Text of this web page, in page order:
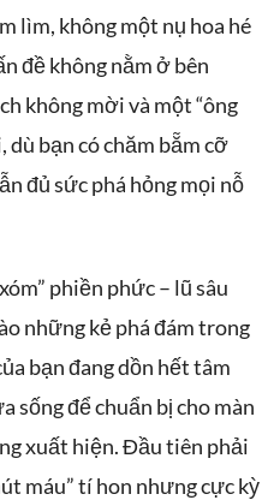
lìm, không một nụ hoa hé
đề không nằm ở bên
không mời và một “ông
bạn có chăm bẵm cỡ
đủ sức phá hỏng mọi nỗ
phiền phức – lũ sâu
những kẻ phá đám trong
bạn đang dồn hết tâm
sống để chuẩn bị cho màn
xuất hiện. Đầu tiên phải
máu” tí hon nhưng cực kỳ